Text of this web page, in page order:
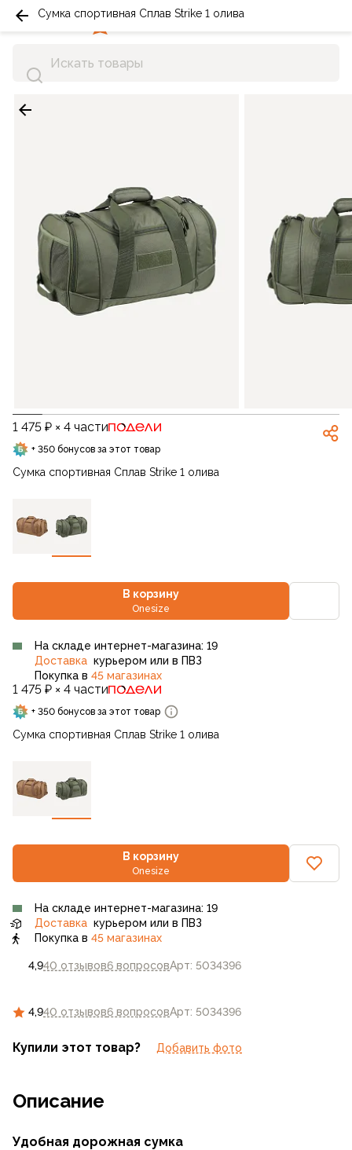
1 475 ₽ × 4 части
+ 350 бонусов за этот товар
Сумка спортивная Сплав Strike 1 олива
В корзину
Onesize
4,940 отзывов6 вопросовАрт: 5034396
На складе интернет-магазина: 19
Доставка курьером или в ПВЗ
Покупка в 45 магазинах
1 475 ₽ × 4 части
+ 350 бонусов за этот товар
Сумка спортивная Сплав Strike 1 олива
В корзину
Onesize
4,940 отзывов6 вопросовАрт: 5034396
На складе интернет-магазина: 19
Доставка курьером или в ПВЗ
Покупка в 45 магазинах
Купили этот товар? Добавить фото
Описание
Удобная дорожная сумка
Сумка спортивная Сплав Strike 1 олива